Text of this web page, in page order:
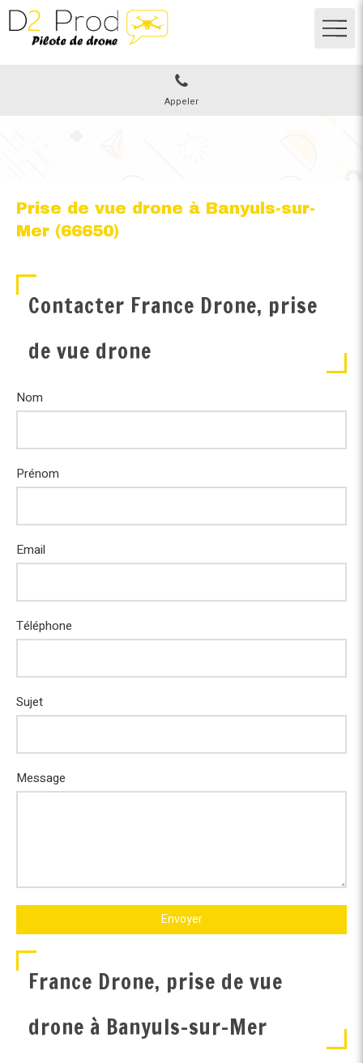
Appeler
Prise de vue drone à Banyuls-sur-
Mer (66650)
Contacter France Drone, prise
de vue drone
Nom
Prénom
Email
Téléphone
Sujet
Message
Envoyer
France Drone, prise de vue
drone à Banyuls-sur-Mer